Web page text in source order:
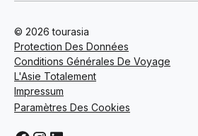
© 2026 tourasia
Protection Des Données
Conditions Générales De Voyage
L'Asie Totalement
Impressum
Paramètres Des Cookies